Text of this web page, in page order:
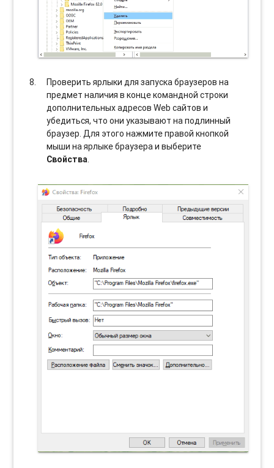
Проверить ярлыки для запуска браузеров на
предмет наличия в конце командной строки
дополнительных адресов Web сайтов и
убедиться, что они указывают на подлинный
браузер. Для этого нажмите правой кнопкой
мыши на ярлыке браузера и выберите
Свойства.